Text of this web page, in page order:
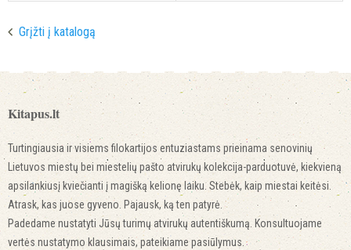
Grįžti į katalogą
Kitapus.lt
Turtingiausia ir visiems filokartijos entuziastams prieinama senovinių
Lietuvos miestų bei miestelių pašto atvirukų kolekcija-parduotuvė, kiekvieną
apsilankiusį kviečianti į magišką kelionę laiku. Stebėk, kaip miestai keitėsi.
Atrask, kas juose gyveno. Pajausk, ką ten patyrė.
Padedame nustatyti Jūsų turimų atvirukų autentiškumą. Konsultuojame
vertės nustatymo klausimais, pateikiame pasiūlymus.